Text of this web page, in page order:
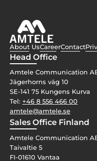
About UsCareerContact
Head Office
Amtele Communication
Jägerhorns väg 10
SE-141 75 Kungens Kurva
Tel: +46 8 556 466 00
amtele@amtele.se
Sales Office Finland
Amtele Communication
Taivaltie 5
FI-01610 Vantaa